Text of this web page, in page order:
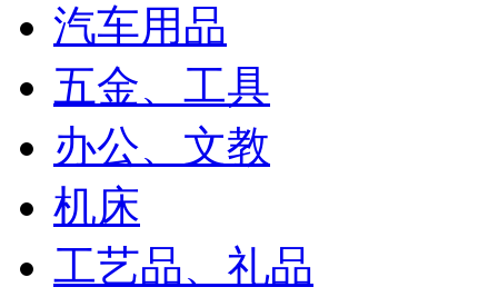
汽车用品
五金、工具
办公、文教
机床
工艺品、礼品